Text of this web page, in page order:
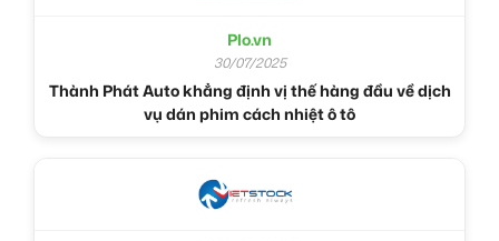
Plo.vn
30/07/2025
Thành Phát Auto khẳng định vị thế hàng đầu về dịch
vụ dán phim cách nhiệt ô tô